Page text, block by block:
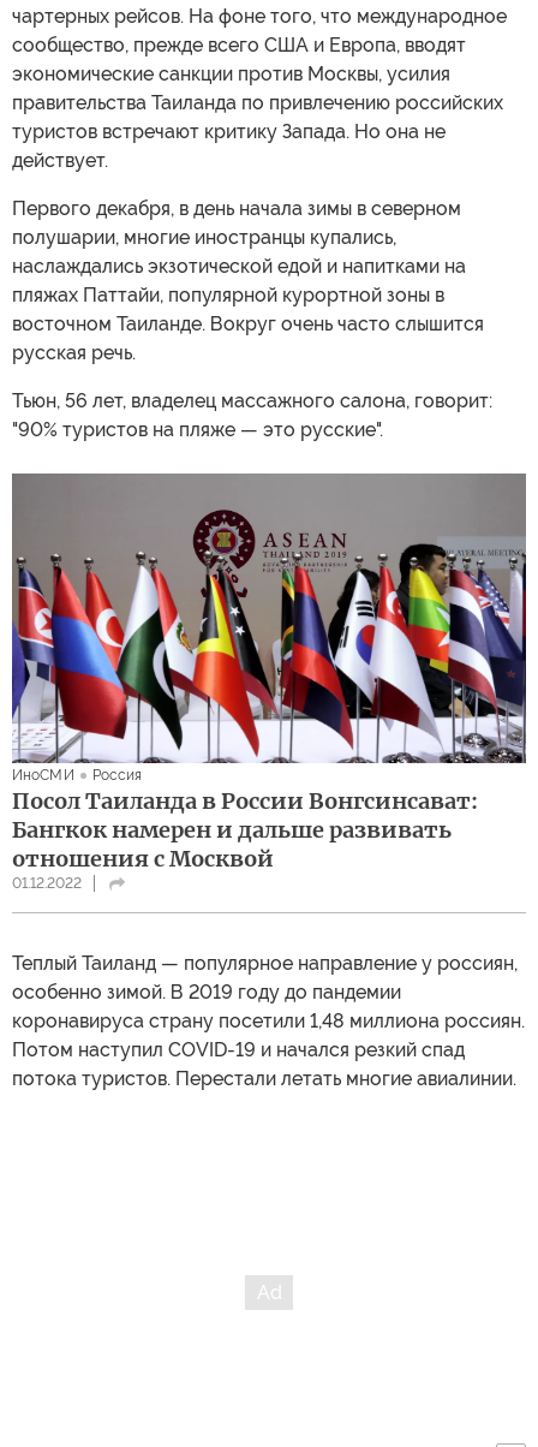
чартерных рейсов. На фоне того, что международное
сообщество, прежде всего США и Европа, вводят
экономические санкции против Москвы, усилия
правительства Таиланда по привлечению российских
туристов встречают критику Запада. Но она не
действует.
Первого декабря, в день начала зимы в северном
полушарии, многие иностранцы купались,
наслаждались экзотической едой и напитками на
пляжах Паттайи, популярной курортной зоны в
восточном Таиланде. Вокруг очень часто слышится
русская речь.
Тьюн, 56 лет, владелец массажного салона, говорит:
"90% туристов на пляже — это русские".
ИноСМИ Россия
Посол Таиланда в России Вонгсинсават:
Бангкок намерен и дальше развивать
отношения с Москвой
01.12.2022
Теплый Таиланд — популярное направление у россиян,
особенно зимой. В 2019 году до пандемии
коронавируса страну посетили 1,48 миллиона россиян.
Потом наступил COVID-19 и начался резкий спад
потока туристов. Перестали летать многие авиалинии.